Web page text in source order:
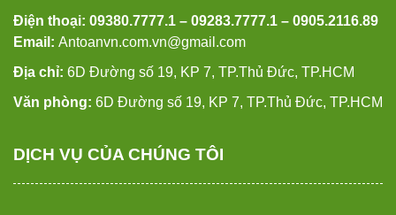
Điện thoại: 09380.7777.1 – 09283.7777.1 – 0905.2116.89
Email: Antoanvn.com.vn@gmail.com
Địa chỉ: 6D Đường số 19, KP 7, TP.Thủ Đức, TP.HCM
Văn phòng: 6D Đường số 19, KP 7, TP.Thủ Đức, TP.HCM
DỊCH VỤ CỦA CHÚNG TÔI